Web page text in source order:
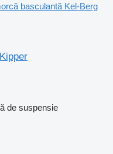
basculantă Kel-Berg
de suspensie